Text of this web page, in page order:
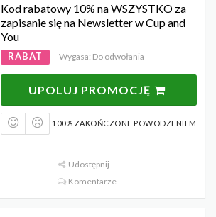
Kod rabatowy 10% na WSZYSTKO za
zapisanie się na Newsletter w Cup and
You
RABAT Wygasa: Do odwołania
UPOLUJ PROMOCJĘ
100% ZAKOŃCZONE POWODZENIEM
Udostępnij
Komentarze